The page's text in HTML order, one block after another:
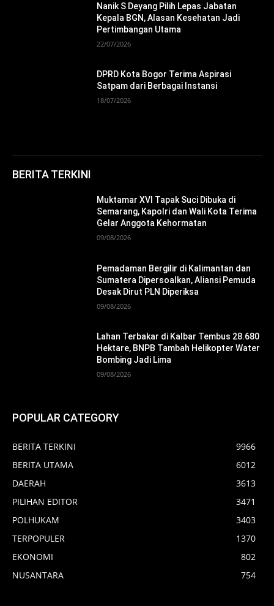
Nanik S Deyang Pilih Lepas Jabatan
Kepala BGN, Alasan Kesehatan Jadi
Pertimbangan Utama
22/07/2026
DPRD Kota Bogor Terima Aspirasi
Satpam dari Berbagai Instansi
18/07/2026
BERITA TERKINI
Muktamar XVI Tapak Suci Dibuka di
Semarang, Kapolri dan Wali Kota Terima
Gelar Anggota Kehormatan
09/08/2026
Pemadaman Bergilir di Kalimantan dan
Sumatera Dipersoalkan, Aliansi Pemuda
Desak Dirut PLN Diperiksa
09/08/2026
Lahan Terbakar di Kalbar Tembus 28.680
Hektare, BNPB Tambah Helikopter Water
Bombing Jadi Lima
09/08/2026
POPULAR CATEGORY
BERITA TERKINI
9966
BERITA UTAMA
6012
DAERAH
3613
PILIHAN EDITOR
3471
POLHUKAM
3403
TERPOPULER
1370
EKONOMI
802
NUSANTARA
754